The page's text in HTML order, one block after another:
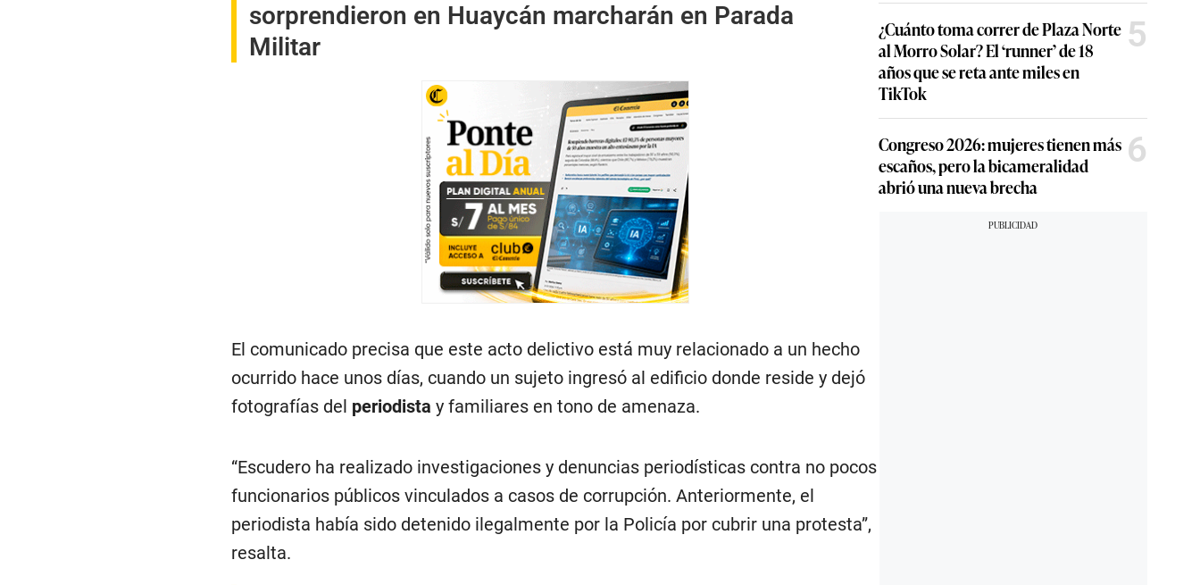
sorprendieron en Huaycán marcharán en Parada
Militar
El comunicado precisa que este acto delictivo está muy relacionado a un hecho
ocurrido hace unos días, cuando un sujeto ingresó al edificio donde reside y dejó
fotografías del periodista y familiares en tono de amenaza.
“Escudero ha realizado investigaciones y denuncias periodísticas contra no pocos
funcionarios públicos vinculados a casos de corrupción. Anteriormente, el
periodista había sido detenido ilegalmente por la Policía por cubrir una protesta”,
resalta.
¿Cuánto toma correr de Plaza Norte
al Morro Solar? El ‘runner’ de 18
años que se reta ante miles en
TikTok
5
Congreso 2026: mujeres tienen más
escaños, pero la bicameralidad
abrió una nueva brecha
6